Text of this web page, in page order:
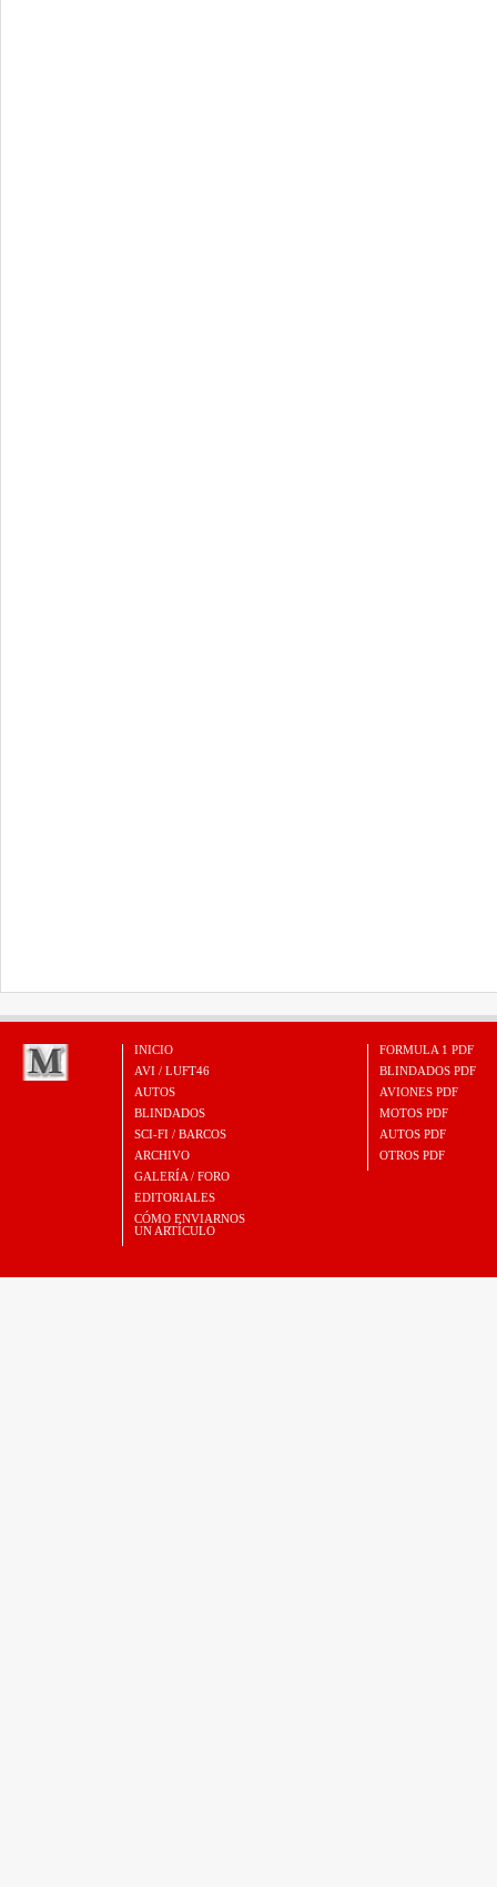
INICIO
AVI / LUFT46
AUTOS
BLINDADOS
SCI-FI / BARCOS
ARCHIVO
GALERÍA / FORO
EDITORIALES
CÓMO ENVIARNOS
UN ARTÍCULO
FORMULA 1 PDF
BLINDADOS PDF
AVIONES PDF
MOTOS PDF
AUTOS PDF
OTROS PDF